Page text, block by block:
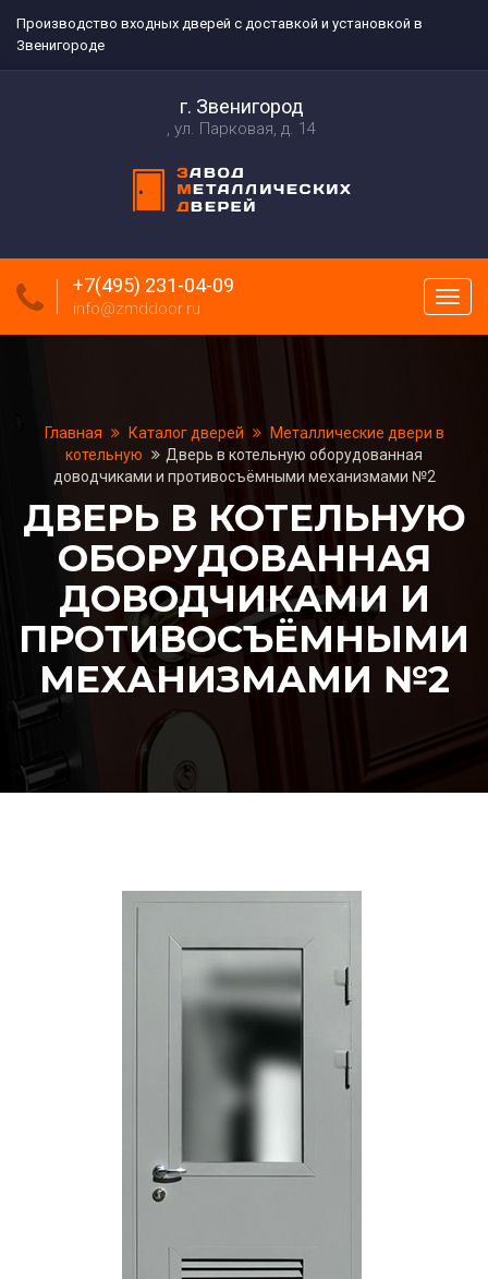
Производство входных дверей с доставкой и установкой в
Звенигороде
г. Звенигород
ул. Парковая, д. 14
меню
+7(495) 231-04-09
info@zmddoor.ru
Главная Каталог дверей
Металлические двери в
котельную
Дверь в котельную оборудованная
доводчиками и противосъёмными механизмами №2
ДВЕРЬ В КОТЕЛЬНУЮ
ОБОРУДОВАННАЯ
ДОВОДЧИКАМИ И
ПРОТИВОСЪЁМНЫМИ
МЕХАНИЗМАМИ №2